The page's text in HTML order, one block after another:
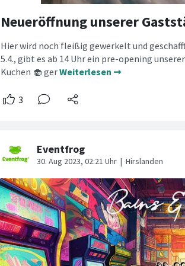
Neueröffnung unserer
Hier wird noch fleißig gewerkelt und
5.4., gibt es ab 14 Uhr ein pre-opening
Kuchen 🧁 gerWeiterlesen ➞